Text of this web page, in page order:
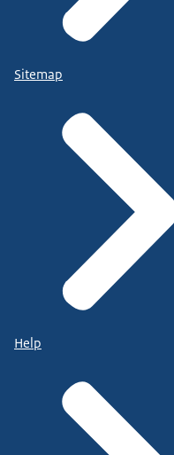
Sitemap
Help